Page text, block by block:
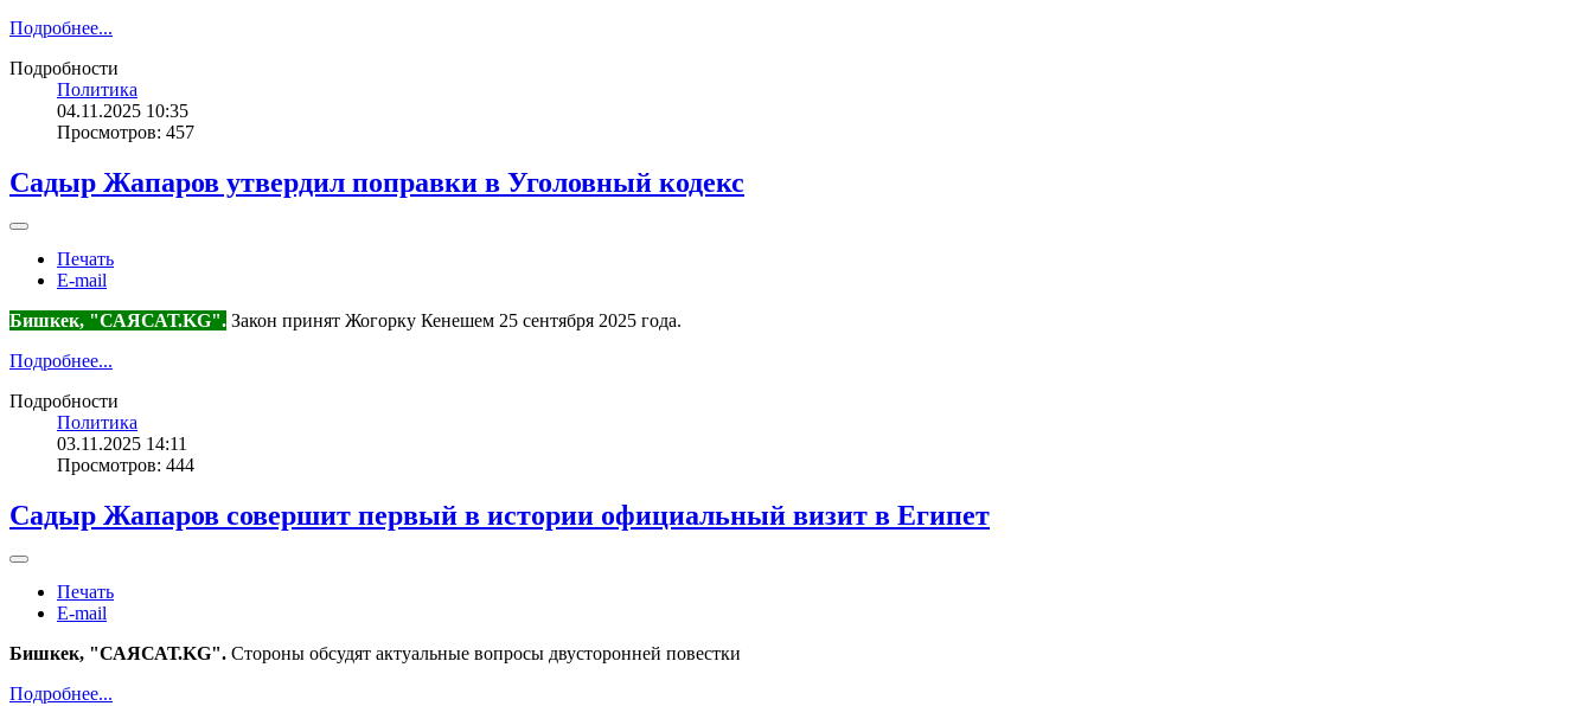
Подробнее...
Подробности
Политика
04.11.2025 10:35
Просмотров: 457
Садыр Жапаров утвердил поправки в Уголовный кодекс
Печать
E-mail
Бишкек, "САЯСАТ.KG". Закон принят Жогорку Кенешем 25 сентября 2025 года.
Подробнее...
Подробности
Политика
03.11.2025 14:11
Просмотров: 444
Садыр Жапаров совершит первый в истории официальный визит в Египет
Печать
E-mail
Бишкек, "САЯСАТ.KG". Стороны обсудят актуальные вопросы двусторонней повестки
Подробнее...